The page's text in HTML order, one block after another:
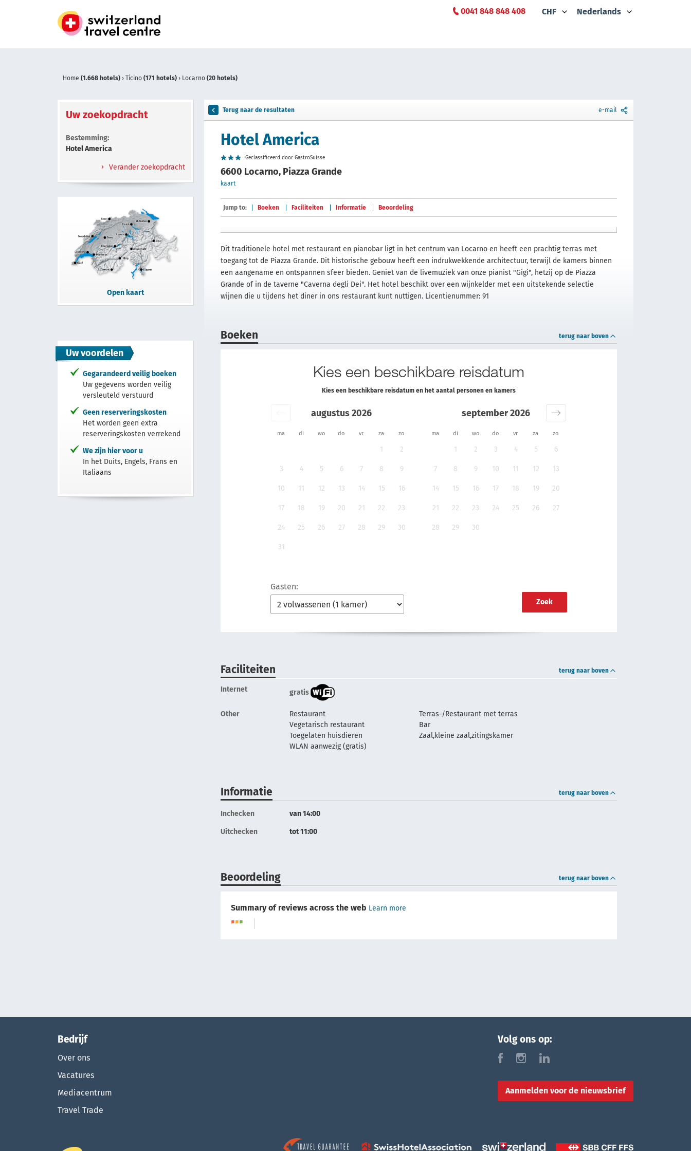
0041 848 848 408 CHF Nederlands
Home (1.668 hotels) › Ticino (171 hotels) › Locarno (20 hotels)
Uw zoekopdracht
Bestemming:
Hotel America
Verander zoekopdracht
Open kaart
Uw voordelen
Gegarandeerd veilig boeken
Uw gegevens worden veilig
versleuteld verstuurd
Geen reserveringskosten
Het worden geen extra
reserveringskosten verrekend
We zijn hier voor u
In het Duits, Engels, Frans en
Italiaans
Terug naar de resultaten e-mail
Hotel America
Geclassificeerd door GastroSuisse
6600 Locarno, Piazza Grande
kaart
Jump to: Boeken Faciliteiten Informatie Beoordeling
Dit traditionele hotel met restaurant en pianobar ligt in het centrum van Locarno en heeft een prachtig terras met
toegang tot de Piazza Grande. Dit historische gebouw heeft een indrukwekkende architectuur, terwijl de kamers binnen
een aangename en ontspannen sfeer bieden. Geniet van de livemuziek van onze pianist "Gigi", hetzij op de Piazza
Grande of in de taverne "Caverna degli Dei". Het hotel beschikt over een wijnkelder met een uitstekende selectie
wijnen die u tijdens het diner in ons restaurant kunt nuttigen. Licentienummer: 91
Boeken terug naar boven
Kies een beschikbare reisdatum
Kies een beschikbare reisdatum en het aantal personen en kamers
ma di wo do vr za zo ma di wo do vr za zo
augustus 2026
1 2
3 4 5 6 7 8 9
10 11 12 13 14 15 16
17 18 19 20 21 22 23
24 25 26 27 28 29 30
31
september 2026
1 2 3 4 5 6
7 8 9 10 11 12 13
14 15 16 17 18 19 20
21 22 23 24 25 26 27
28 29 30
Gasten:
Zoek
Faciliteiten terug naar boven
Internet gratis
Other Restaurant
Terras-/Restaurant met terras
Vegetarisch restaurant
Bar
Toegelaten huisdieren
Zaal,kleine zaal,zitingskamer
WLAN aanwezig (gratis)
Informatie terug naar boven
Inchecken van 14:00
Uitchecken tot 11:00
Beoordeling terug naar boven
Summary of reviews across the web Learn more
Bedrijf
Over ons
Vacatures
Mediacentrum
Travel Trade
Volg ons op:
f i l
Aanmelden voor de nieuwsbrief